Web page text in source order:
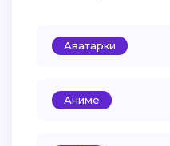
Аватарки
Аниме